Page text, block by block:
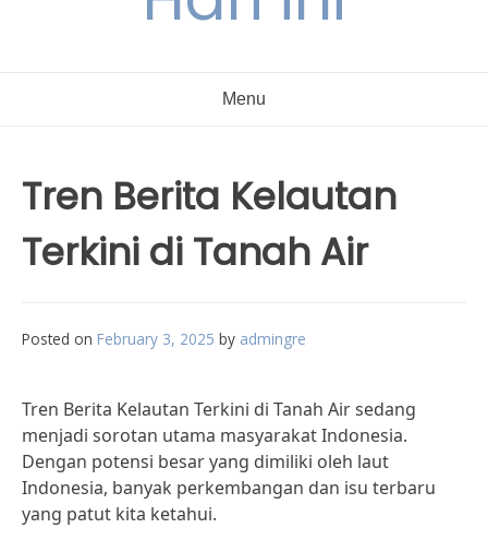
Menu
Tren Berita Kelautan
Terkini di Tanah Air
Posted on February 3, 2025 by admingre
Tren Berita Kelautan Terkini di Tanah Air sedang
menjadi sorotan utama masyarakat Indonesia.
Dengan potensi besar yang dimiliki oleh laut
Indonesia, banyak perkembangan dan isu terbaru
yang patut kita ketahui.